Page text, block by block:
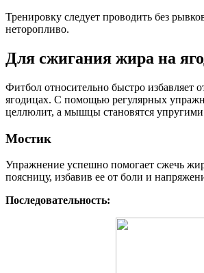
Тренировку следует проводить без
неторопливо.
Для сжигания жира на
Фитбол относительно быстро избавляет
ягодицах. С помощью регулярных
целлюлит, а мышцы становятся
Мостик
Упражнение успешно помогает сжечь
поясницу, избавив ее от боли и
Последовательность: